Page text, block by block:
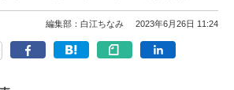
編集部：白江ちなみ 2023年6月26日 11:24